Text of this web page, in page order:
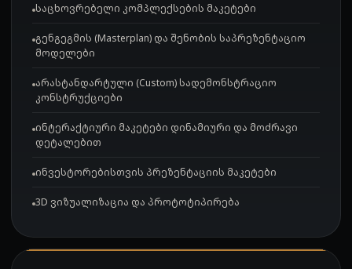
საცხოვრებელი კომპლექსების მაკეტები
გენგეგმის (Masterplan) და შენობის საპრეზენტაციო
მოდელები
არასტანდარტული (Custom) სადემონსტრაციო
კონსტრუქციები
ინტერაქტიური მაკეტები დინამიური და მოძრავი
დეტალებით
ინვესტორებისთვის პრეზენტაციის მაკეტები
3D ვიზუალიზაცია და პროტოტიპირება